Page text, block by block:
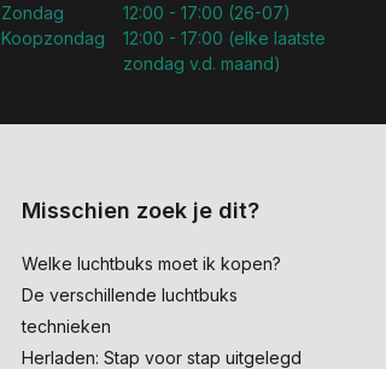
Zondag
Koopzondag
12:00 - 17:00 (26-07)
12:00 - 17:00 (elke laatste
zondag v.d. maand)
Misschien zoek je dit?
Welke luchtbuks moet ik kopen?
De verschillende luchtbuks
technieken
Herladen: Stap voor stap uitgelegd